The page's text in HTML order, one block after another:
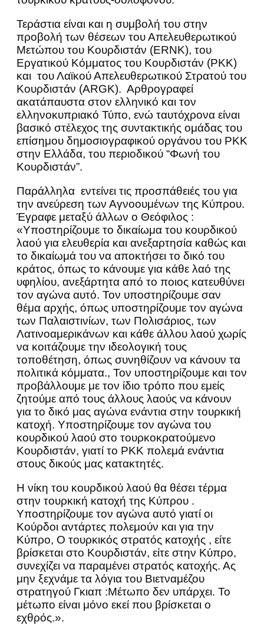
Τεράστια είναι και η συμβολή του στην
προβολή των θέσεων του Απελευθερωτικού
Μετώπου του Κουρδιστάν (ERNK), του
Εργατικού Κόμματος του Κουρδιστάν (PKK)
και του Λαϊκού Απελευθερωτικού Στρατού του
Κουρδιστάν (ARGK). Αρθρογραφεί
ακατάπαυστα στον ελληνικό και τον
ελληνοκυπριακό Τύπο, ενώ ταυτόχρονα είναι
βασικό στέλεχος της συντακτικής ομάδας του
επίσημου δημοσιογραφικού οργάνου του PKK
στην Ελλάδα, του περιοδικού “Φωνή του
Κουρδιστάν”.
Παράλληλα εντείνει τις προσπάθειές του για
την ανεύρεση των Αγνοουμένων της Κύπρου.
Έγραφε μεταξύ άλλων ο Θεόφιλος :
«Υποστηρίζουμε το δικαίωμα του κουρδικού
λαού για ελευθερία και ανεξαρτησία καθώς και
το δικαίωμά του να αποκτήσει το δικό του
κράτος, όπως το κάνουμε για κάθε λαό της
υφηλίου, ανεξάρτητα από το ποιος κατευθύνει
τον αγώνα αυτό. Τον υποστηρίζουμε σαν
θέμα αρχής, όπως υποστηρίζουμε τον αγώνα
των Παλαιστινίων, των Πολισάριος, των
Λατινοαμερικάνων και κάθε άλλου λαού χωρίς
να κοιτάζουμε την ιδεολογική τους
τοποθέτηση, όπως συνηθίζουν να κάνουν τα
πολιτικά κόμματα., Τον υποστηρίζουμε και τον
προβάλλουμε με τον ίδιο τρόπο που εμείς
ζητούμε από τους άλλους λαούς να κάνουν
για το δικό μας αγώνα ενάντια στην τουρκική
κατοχή. Υποστηρίζουμε τον αγώνα του
κουρδικού λαού στο τουρκοκρατούμενο
Κουρδιστάν, γιατί το ΡΚΚ πολεμά ενάντια
στους δικούς μας κατακτητές.
Η νίκη του κουρδικού λαού θα θέσει τέρμα
στην τουρκική κατοχή της Κύπρου .
Υποστηρίζουμε τον αγώνα αυτό γιατί οι
Κούρδοι αντάρτες πολεμούν και για την
Κύπρο, Ο τουρκικός στρατός κατοχής , είτε
βρίσκεται στο Κουρδιστάν, είτε στην Κύπρο,
συνεχίζει να παραμένει στρατός κατοχής. Ας
μην ξεχνάμε τα λόγια του Βιετναμέζου
στρατηγού Γκιαπ :Μέτωπο δεν υπάρχει. Το
μέτωπο είναι μόνο εκεί που βρίσκεται ο
εχθρός.».